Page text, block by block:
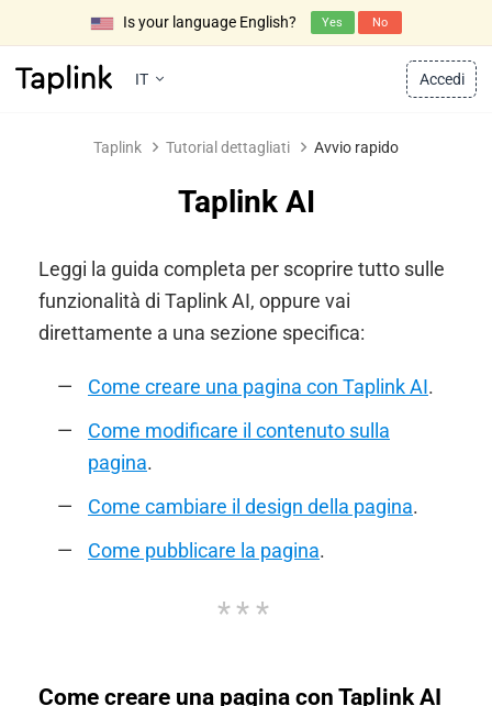
Is your language English? Yes No
IT Accedi
Taplink Tutorial dettagliati Avvio rapido
Taplink AI
Leggi la guida completa per scoprire tutto sulle
funzionalità di Taplink AI, oppure vai
direttamente a una sezione specifica:
Come creare una pagina con Taplink AI.
Come modificare il contenuto sulla
pagina.
Come cambiare il design della pagina.
Come pubblicare la pagina.
Come creare una pagina con Taplink AI